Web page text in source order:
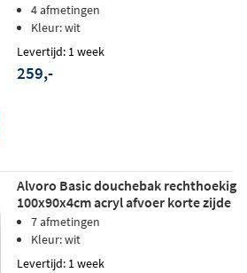
4 afmetingen
Kleur: wit
Levertijd: 1 week
259,-
Alvoro Basic douchebak rechthoekig
100x90x4cm acryl afvoer korte zijde
wit7 afmetingen
Kleur: wit
Levertijd: 1 week